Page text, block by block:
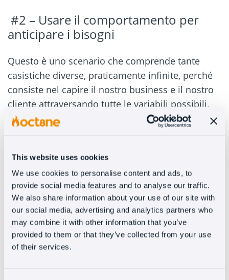
This website uses cookies
We use cookies to personalise content and ads, to
provide social media features and to analyse our traffic.
We also share information about your use of our site with
our social media, advertising and analytics partners who
may combine it with other information that you’ve
provided to them or that they’ve collected from your use
of their services.
#2 – Usare il comportamento per
anticipare i bisogni
Questo è uno scenario che comprende tante
casistiche diverse, praticamente infinite, perché
consiste nel capire il nostro business e il nostro
cliente attraversando tutte le variabili possibili.
Vediamo alcuni casi in
cui l’engagement del
chat grazie aitrigger.
Quando il visitatore si trova sulla nostra
pagina delle FAQ:è logico pensare che questo
utente abbia dei dubbi da risolvere. Stanno
cercando di farlo da soli grazie alla nostra
knowledge base, ma se attiviamo la possibilità di
offrire un’attenzione personalizzata, possiamo
assicurarvi che la percezione della loro
esperienza, del marchio e dell’eCommerce salirà